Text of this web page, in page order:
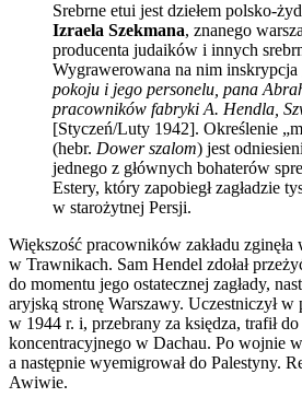
Srebrne etui jest dziełem polsko-
Izraela Szekmana, znanego
producenta judaików i innych
Wygrawerowana na nim inskrypcja
pokoju i jego personelu, pana
pracowników fabryki A. Hendla,
[Styczeń/Luty 1942]. Określenie
(hebr. Dower szalom) jest
jednego z głównych bohaterów
Estery, który zapobiegł zagładzie
w starożytnej Persji.
Większość pracowników zakładu
w Trawnikach. Sam Hendel zdołał
do momentu jego ostatecznej zagłady,
aryjską stronę Warszawy. Uczestniczył
w 1944 r. i, przebrany za księdza, trafił
koncentracyjnego w Dachau. Po wojnie
a następnie wyemigrował do Palestyny.
Awiwie.